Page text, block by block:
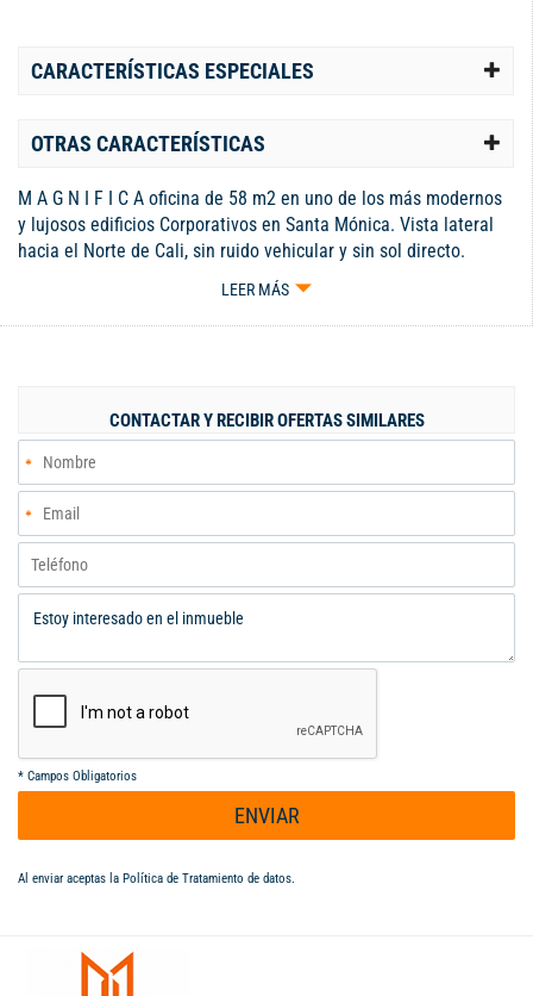
CARACTERÍSTICAS ESPECIALES
OTRAS CARACTERÍSTICAS
M A G N I F I C A oficina de 58 m2 en uno de los más modernos
y lujosos edificios Corporativos en Santa Mónica. Vista lateral
hacia el Norte de Cali, sin ruido vehicular y sin sol directo.
Parqueadero con duplicador (2 vehiculos) y 1 depósito grande.
habilitada, zonas comunes amobladas, 4 ascensores, porteria y
AMOBLADA: sólo las superficies de trabajo y unos muebles
específicos valor adicional de $ 950.000 más iva.
LEER MÁS
CONTACTAR Y RECIBIR OFERTAS SIMILARES
* Campos Obligatorios
ENVIAR
Al enviar aceptas la Política de Tratamiento de datos.